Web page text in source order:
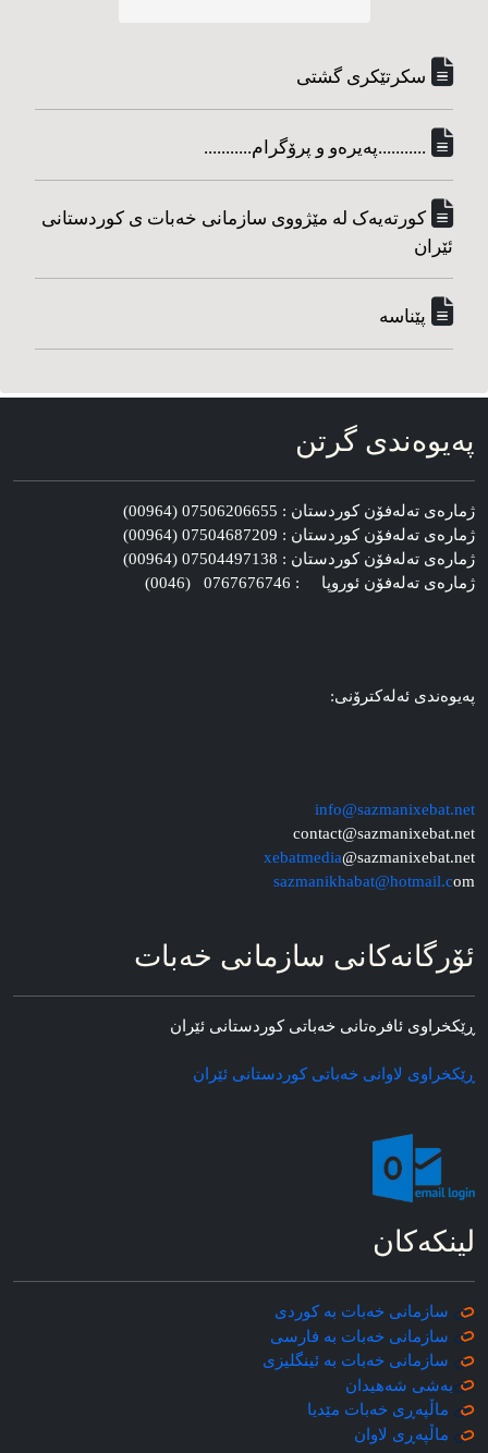
سکرتێکری گشتی
...........په‌یره‌و و پرۆگرام...........
کورته‌یه‌ک له مێژووی سازمانی خه‌بات ی کوردستانی
ئێران
پێناسه‌
په‌یوه‌ندی گرتن
ژماره‌ی ته‌له‌فۆن کوردستان : 07506206655 (00964)
ژماره‌ی ته‌له‌فۆن کوردستان : 07504687209 (00964)
ژماره‌ی ته‌له‌فۆن کوردستان : 07504497138 (00964)
ژماره‌ی ته‌له‌فۆن ئوروپا : 0767676746 (0046)
په‌یوه‌ندی ئه‌له‌کترۆنی:
info@sazmanixebat.net
contact@sazmanixebat.net
xebatmedia@sazmanixebat.net
sazmanikhabat@hotmail.com
ئۆرگانه‌کانی سازمانی خه‌بات
ڕێکخراوی ئافره‌تانی خه‌باتی کوردستانی ئێران
ڕێکخراوی لاوانی خه‌باتی کوردستانی ئێران
لینکه‌کان
سازمانی خه‌بات به کوردی
سازمانی خه‌بات به فارسی
سازمانی خه‌بات به ئینگلیزی
به‌شی شه‌هیدان
ماڵپه‌ڕی خه‌بات مێدیا
ماڵپه‌ڕی لاوان